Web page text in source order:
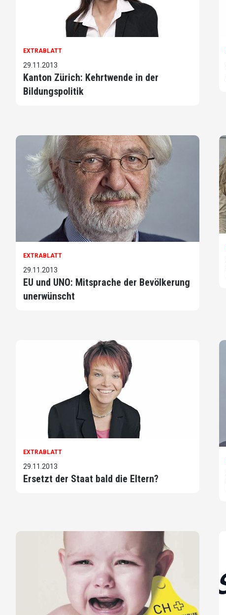
EXTRABLATT
29.11.2013
Kanton Zürich: Kehrtwende in der
Bildungspolitik
EXTRABLATT
29.11.2013
EU und UNO: Mitsprache der Bevölkerung
unerwünscht
EXTRABLATT
29.11.2013
Ersetzt der Staat bald die Eltern?